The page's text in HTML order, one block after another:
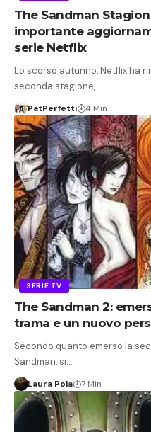
The Sandman
importante
serie Netflix
Lo scorso autunno, Netflix ha
seconda stagione,…
PatPerfetti 4 Min
SERIE TV
The Sandman 2:
trama e un nuovo
Secondo quanto emerso la
Sandman, si…
Laura Pola 7 Min